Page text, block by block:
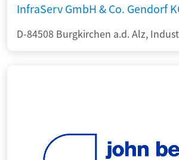
InfraServ GmbH & Co. Gendorf
D-84508 Burgkirchen a.d. Alz,